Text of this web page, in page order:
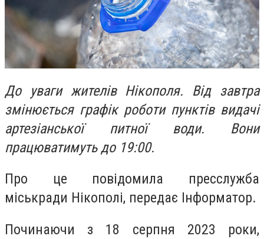
До уваги жителів Нікополя. Від завтра
змінюється графік роботи пунктів видачі
артезіанської питної води. Вони
працюватимуть до 19:00.
Про це повідомила пресслужба
міськради Нікополі, передає Інформатор.
Починаючи з 18 серпня 2023 роки,